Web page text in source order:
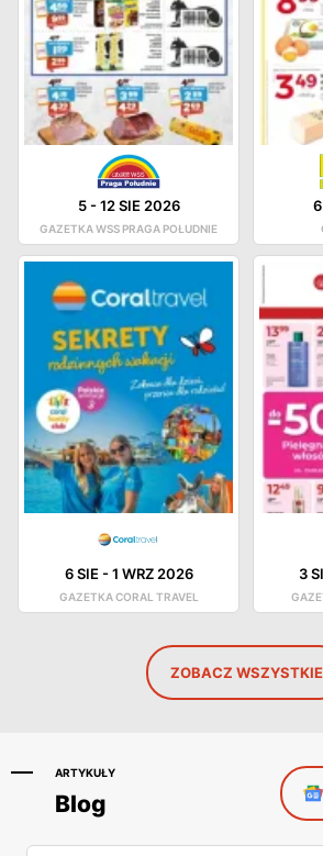
5-12 SIE 2026
GAZETKA WSS PRAGA POŁUDNIE
6
6 SIE -1 WRZ 2026
GAZETKA CORAL TRAVEL
3
ZOBACZ WSZYSTKIE
ARTYKUŁY
Blog